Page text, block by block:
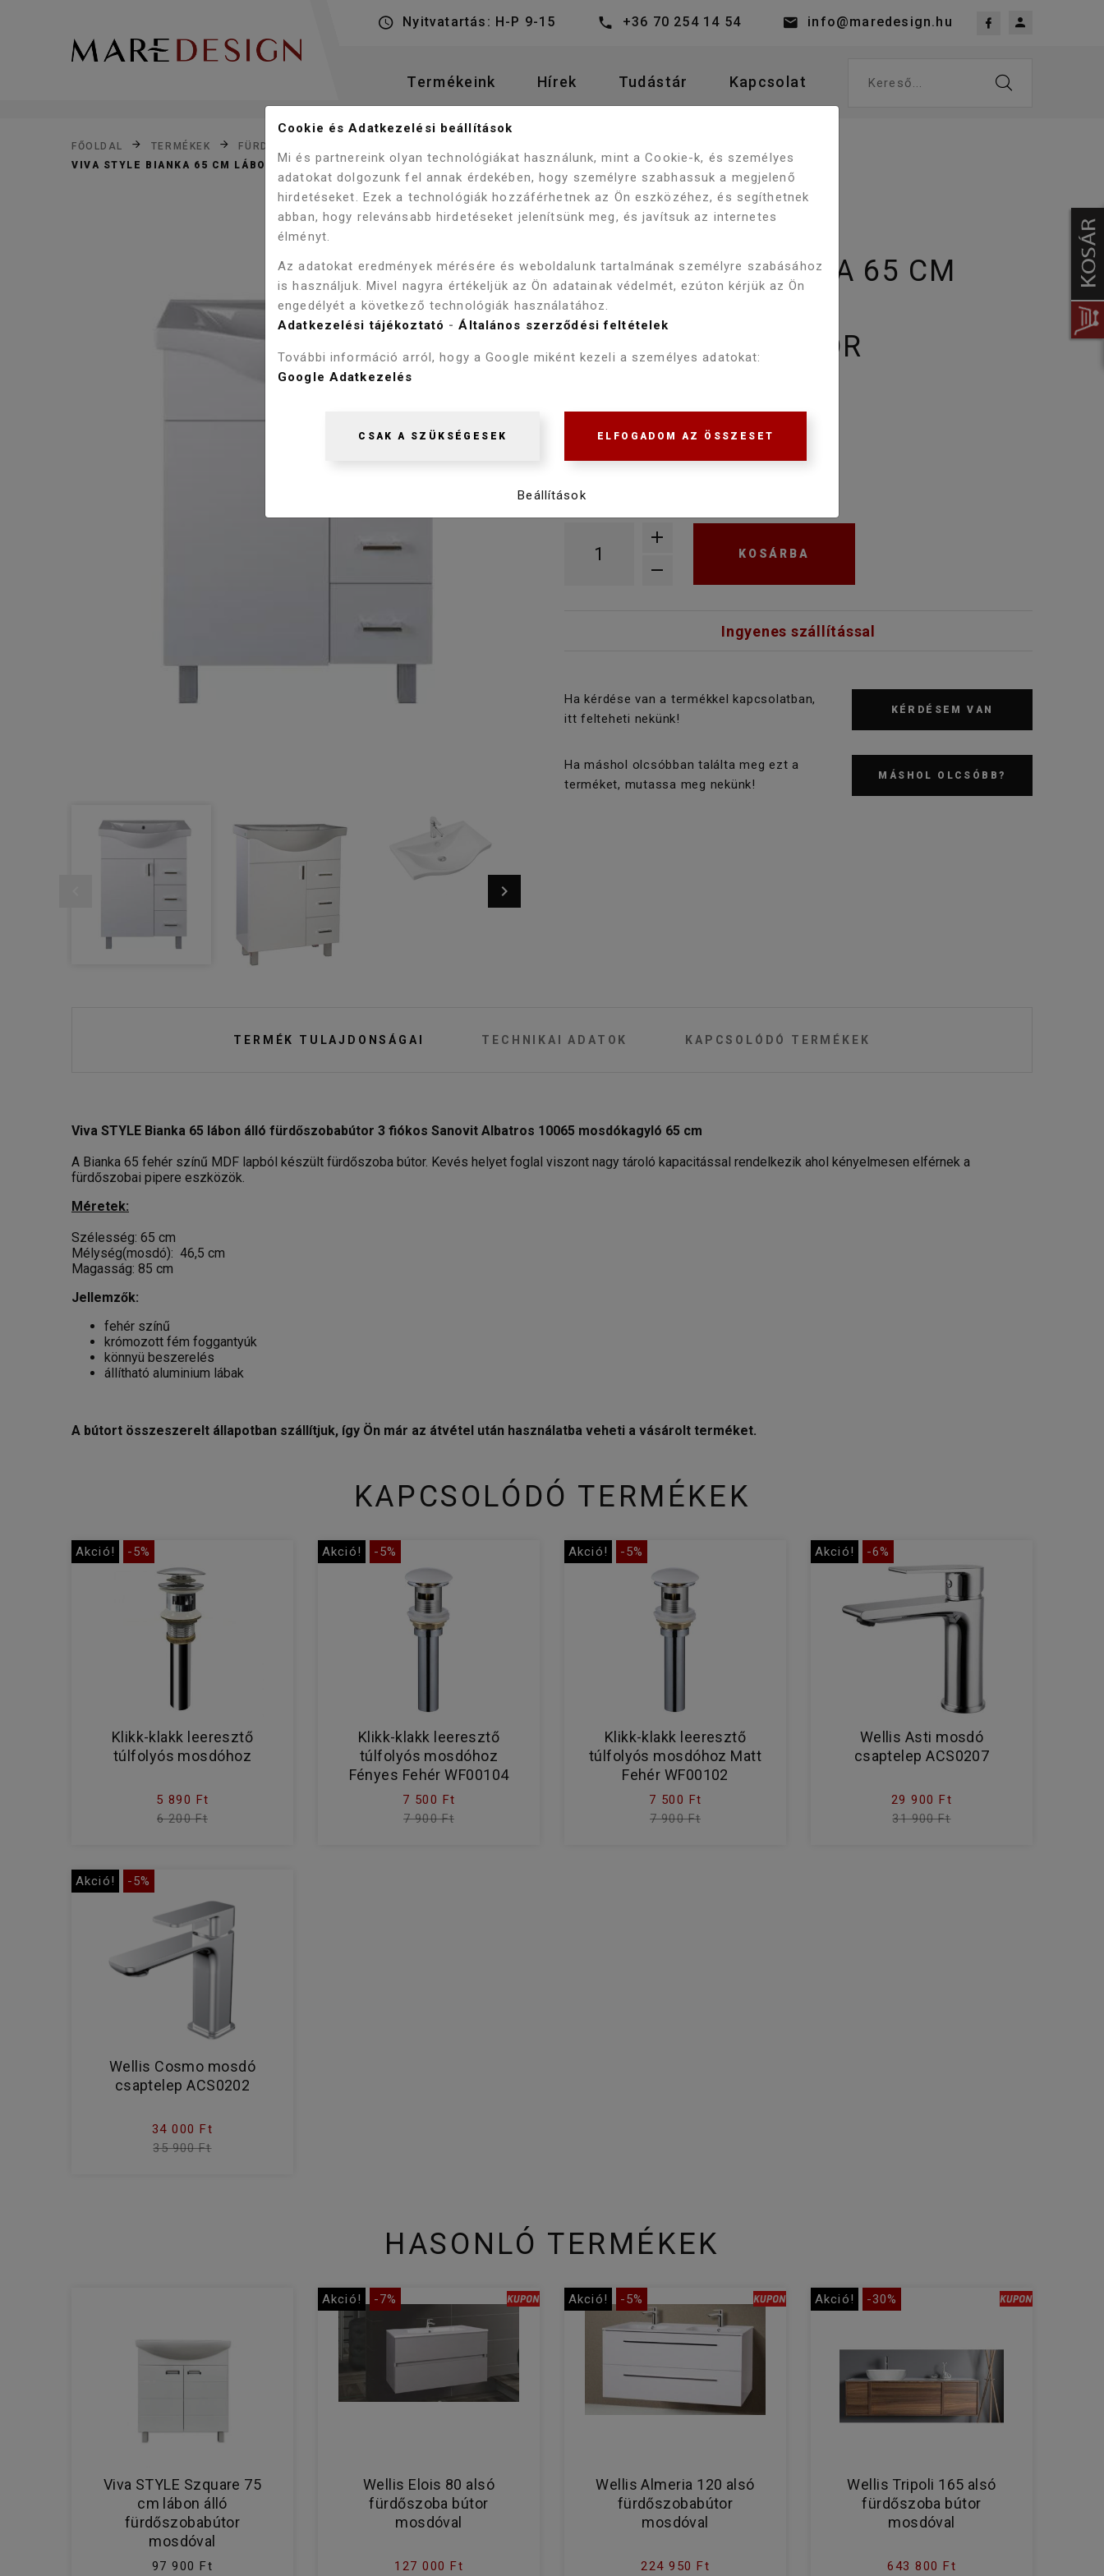
Nyitvatartás: H-P 9-15 +36 70 254 14 54 info@maredesign.hu
Termékeink Hírek Tudástár Kapcsolat Kereső...
FŐOLDAL TERMÉKEK FÜRDŐSZOBA
VIVA STYLE BIANKA 65 CM LÁBON ÁLLÓ FÜRDŐSZOBABÚTOR MOSDÓVAL
VIVA STYLE BIANKA 65 CM
LÁBON ÁLLÓ
FÜRDŐSZOBABÚTOR
100 900 Ft
KOSÁRBA
Ingyenes szállítással
Ha kérdése van a termékkel kapcsolatban,
itt felteheti nekünk!
KÉRDÉSEM VAN
Ha máshol olcsóbban találta meg ezt a
terméket, mutassa meg nekünk!
MÁSHOL OLCSÓBB?
TERMÉK TULAJDONSÁGAI TECHNIKAI ADATOK KAPCSOLÓDÓ TERMÉKEK
Viva STYLE Bianka 65 lábon álló fürdőszobabútor 3 fiókos Sanovit Albatros 10065 mosdókagyló 65 cm
A Bianka 65 fehér színű MDF lapból készült fürdőszoba bútor. Kevés helyet foglal viszont nagy tároló kapacitással rendelkezik ahol kényelmesen elférnek a
fürdőszobai pipere eszközök.
Méretek:
Szélesség: 65 cm
Mélység(mosdó): 46,5 cm
Magasság: 85 cm
Jellemzők:
fehér színű
krómozott fém foggantyúk
könnyü beszerelés
állítható aluminium lábak
A bútort összeszerelt állapotban szállítjuk, így Ön már az átvétel után használatba veheti a vásárolt terméket.
KAPCSOLÓDÓ TERMÉKEK
Akció! -5%
Klikk-klakk leeresztő
túlfolyós mosdóhoz
5 890 Ft
6 200 Ft
Akció! -5%
Klikk-klakk leeresztő
túlfolyós mosdóhoz
Fényes Fehér WF00104
7 500 Ft
7 900 Ft
Akció! -5%
Klikk-klakk leeresztő
túlfolyós mosdóhoz Matt
Fehér WF00102
7 500 Ft
7 900 Ft
Akció! -6%
Wellis Asti mosdó
csaptelep ACS0207
29 900 Ft
31 900 Ft
Akció! -5%
Wellis Cosmo mosdó
csaptelep ACS0202
34 000 Ft
35 900 Ft
HASONLÓ TERMÉKEK
Viva STYLE Szquare 75
cm lábon álló
fürdőszobabútor
mosdóval
97 900 Ft
Akció! -7%
Wellis Elois 80 alsó
fürdőszoba bútor
mosdóval
127 000 Ft
Akció! -5%
Wellis Almeria 120 alsó
fürdőszobabútor
mosdóval
224 950 Ft
Akció! -30%
Wellis Tripoli 165 alsó
fürdőszoba bútor
mosdóval
643 800 Ft
Cookie és Adatkezelési beállítások
Mi és partnereink olyan technológiákat használunk, mint a Cookie-k, és személyes
adatokat dolgozunk fel annak érdekében, hogy személyre szabhassuk a megjelenő
hirdetéseket. Ezek a technológiák hozzáférhetnek az Ön eszközéhez, és segíthetnek
abban, hogy relevánsabb hirdetéseket jelenítsünk meg, és javítsuk az internetes
élményt.
Az adatokat eredmények mérésére és weboldalunk tartalmának személyre szabásához
is használjuk. Mivel nagyra értékeljük az Ön adatainak védelmét, ezúton kérjük az Ön
engedélyét a következő technológiák használatához.
Adatkezelési tájékoztató -Általános szerződési feltételek
További információ arról, hogy a Google miként kezeli a személyes adatokat:
Google Adatkezelés
CSAK A SZÜKSÉGESEK ELFOGADOM AZ ÖSSZESET
Beállítások